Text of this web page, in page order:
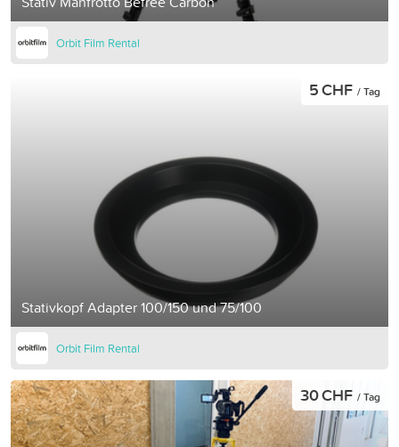
Orbit Film Rental
Stativkopf Adapter 100/150 und 75/100
5 CHF / Tag
Orbit Film Rental
30 CHF / Tag